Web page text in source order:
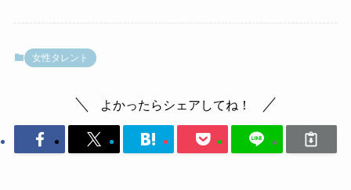
女性タレント
よかったらシェアしてね！